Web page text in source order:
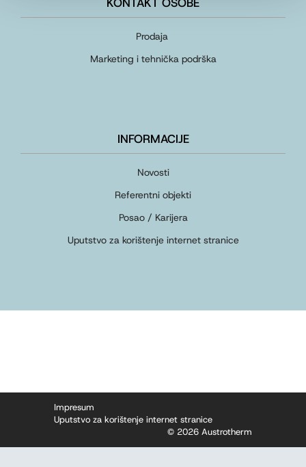
Prodaja
Marketing i tehnička podrška
INFORMACIJE
Novosti
Referentni objekti
Posao / Karijera
Uputstvo za korištenje internet stranice
Impresum
Uputstvo za korištenje internet stranice
© 2026 Austrotherm